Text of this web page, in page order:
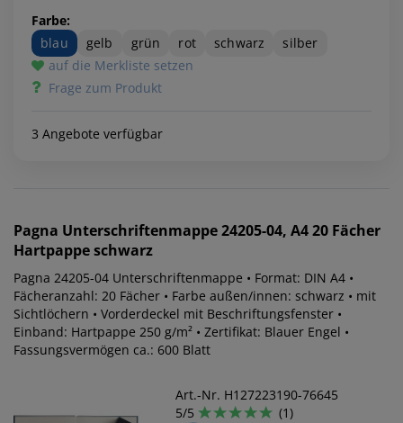
Farbe:
blau
gelb grün rot schwarz
silber
auf die Merkliste setzen
Frage zum Produkt
3 Angebote verfügbar
Pagna Unterschriftenmappe 24205-04, A4 20 Fächer
Hartpappe schwarz
Pagna 24205-04 Unterschriftenmappe • Format: DIN A4 •
Fächeranzahl: 20 Fächer • Farbe außen/innen: schwarz • mit
Sichtlöchern • Vorderdeckel mit Beschriftungsfenster •
Einband: Hartpappe 250 g/m² • Zertifikat: Blauer Engel •
Fassungsvermögen ca.: 600 Blatt
Art.-Nr. H127223190-76645
5/5
(1)